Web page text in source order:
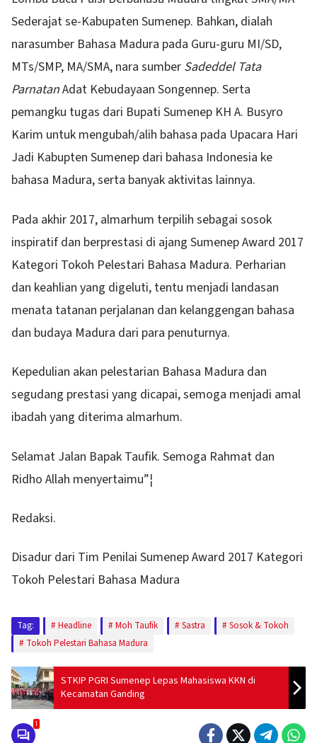
Sederajat se-Kabupaten Sumenep. Bahkan, dialah
narasumber Bahasa Madura pada Guru-guru MI/SD,
MTs/SMP, MA/SMA, nara sumber Sadeddel Tata
ParnatanAdat Kebudayaan Songennep. Serta
pemangku tugas dari Bupati Sumenep KH A. Busyro
Karim untuk mengubah/alih bahasa pada Upacara Hari
Jadi Kabupten Sumenep dari bahasa Indonesia ke
bahasa Madura, serta banyak aktivitas lainnya.
Pada akhir 2017, almarhum terpilih sebagai sosok
inspiratif dan berprestasi di ajang Sumenep Award 2017
Kategori Tokoh Pelestari Bahasa Madura. Perharian
dan keahlian yang digeluti, tentu menjadi landasan
menata tatanan perjalanan dan kelanggengan bahasa
dan budaya Madura dari para penuturnya.
Kepedulian akan pelestarian Bahasa Madura dan
segudang prestasi yang dicapai, semoga menjadi amal
ibadah yang diterima almarhum.
Selamat Jalan Bapak Taufik. Semoga Rahmat dan
Ridho Allah menyertaimu”¦
Redaksi.
Disadur dari Tim Penilai Sumenep Award 2017 Kategori
Tokoh Pelestari Bahasa Madura
Tag: Headline Moh Taufik Sastra
Sosok & Tokoh
Tokoh Pelestari Bahasa Madura
STKIP PGRI Sumenep Lepas Mahasiswa KKN di
Kecamatan Ganding
1